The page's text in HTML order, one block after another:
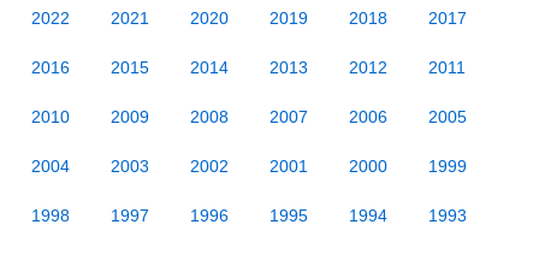
2022 2021 2020 2019 2018 2017
2016 2015 2014 2013 2012 2011
2010 2009 2008 2007 2006 2005
2004 2003 2002 2001 2000 1999
1998 1997 1996 1995 1994 1993